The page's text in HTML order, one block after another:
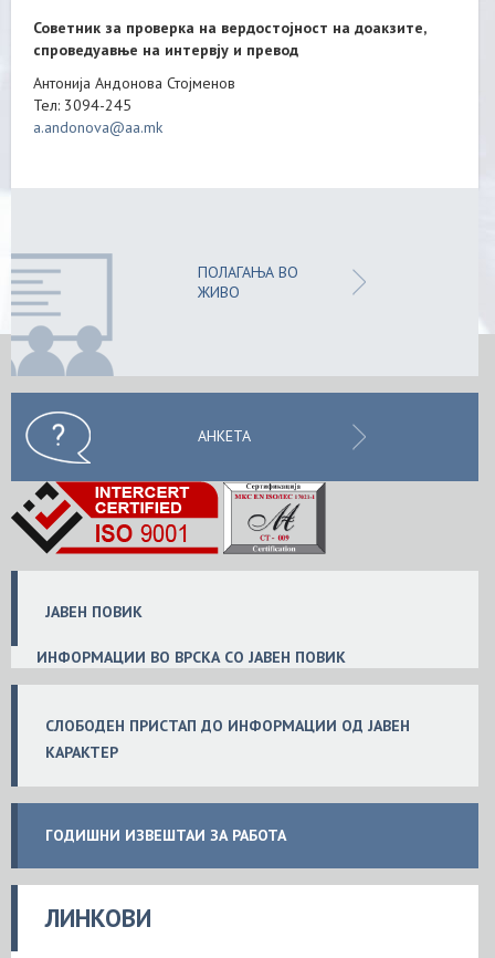
Советник за проверка на вердостојност на доакзите,
спроведуавње на интервју и превод
Антонија Андонова Стојменов
Тел: 3094-245
a.andonova@aa.mk
ПОЛАГАЊА ВО
ЖИВО
АНКЕТА
ЈАВЕН ПОВИК
ИНФОРМАЦИИ ВО ВРСКА СО ЈАВЕН ПОВИК
СЛОБОДЕН ПРИСТАП ДО ИНФОРМАЦИИ ОД ЈАВЕН
КАРАКТЕР
ГОДИШНИ ИЗВЕШТАИ ЗА РАБОТА
ЛИНКОВИ